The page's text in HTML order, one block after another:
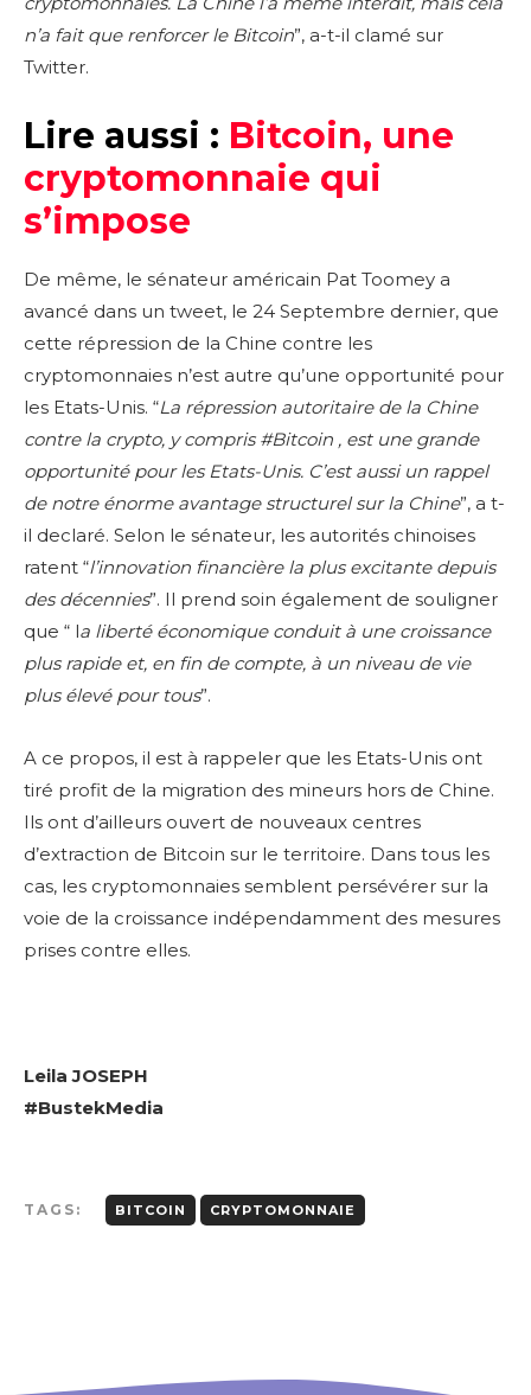
out!
Sing up for our newsletter
to stay in the loop.
SUBSCRIBE
n’a fait que renforcer le Bitcoin”, a-t-il clamé sur
Twitter.
Lire aussi : Bitcoin, une
cryptomonnaie qui
s’impose
De même, le sénateur américain Pat Toomey a
avancé dans un tweet, le 24 Septembre dernier, que
cette répression de la Chine contre les
cryptomonnaies n’est autre qu’une opportunité pour
les Etats-Unis. “La répression autoritaire de la Chine
contre la crypto, y compris #Bitcoin , est une grande
opportunitépour les Etats-Unis. C’est aussi un rappel
de notre énorme avantage structurel sur la Chine”, a t-
il declaré. Selon le sénateur, les autorités chinoises
ratent “l’innovation financière la plus excitante depuis
des décennies”. Il prend soin également de souligner
que “ la liberté économique conduit à une croissance
plus rapide et, en fin de compte, à un niveau de vie
plus élevépour tous”.
A ce propos, il est à rappeler que les Etats-Unis ont
tiré profit de la migration des mineurs hors de Chine.
Ils ont d’ailleurs ouvert de nouveaux centres
d’extraction de Bitcoin sur le territoire. Dans tous les
cas, les cryptomonnaies semblent persévérer sur la
voie de la croissance indépendamment des mesures
prises contre elles.
Leila JOSEPH
#BustekMedia
TAGS: BITCOIN CRYPTOMONNAIE